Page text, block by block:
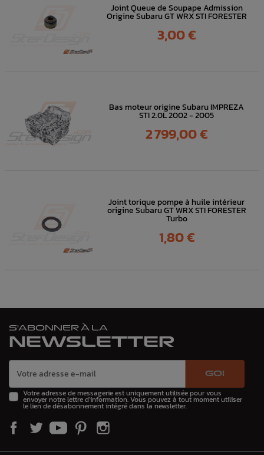
Joint Queue de Soupape Admission
Origine Subaru GT WRX STI FORESTER
Prix
3,00 €
Bas moteur origine Subaru IMPREZA
STI 2.0L 2002 - 2005
Prix
2 799,00 €
Joint torique pompe à huile intérieur
origine Subaru GT WRX STI FORESTER
Turbo
Prix
1,80 €
S'ABONNER À LA
NEWSLETTER
GO!
Votre adresse de messagerie est uniquement utilisée pour vous
envoyer notre lettre d'information. Vous pouvez à tout moment utiliser
le lien de désabonnement intégré dans la newsletter.